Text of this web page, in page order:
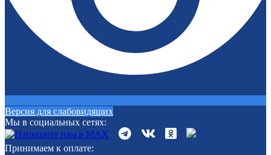
Версия для слабовидящих
Мы в социальных сетях:
Принимаем к оплате: